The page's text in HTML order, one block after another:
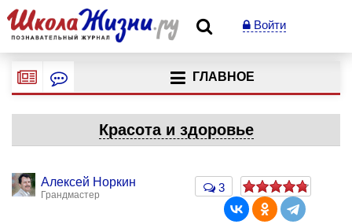
Войти
ГЛАВНОЕ
Красота и здоровье
Алексей Норкин
Грандмастер
3